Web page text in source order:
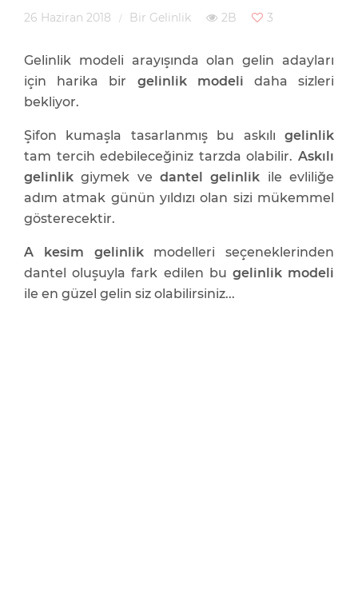
26 Haziran 2018 Bir Gelinlik 2B 3
Gelinlik modeli arayışında olan gelin adayları
için harika bir gelinlik modeli daha sizleri
bekliyor.
Şifon kumaşla tasarlanmış bu askılı gelinlik
tam tercih edebileceğiniz tarzda olabilir. Askılı
gelinlik giymek ve dantel gelinlik ile evliliğe
adım atmak günün yıldızı olan sizi mükemmel
gösterecektir.
A kesim gelinlikmodelleri seçeneklerinden
dantel oluşuyla fark edilen bu gelinlik modeli
ile en güzel gelin siz olabilirsiniz...